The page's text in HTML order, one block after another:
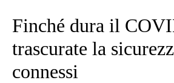
Finché dura il
trascurate la
connessi